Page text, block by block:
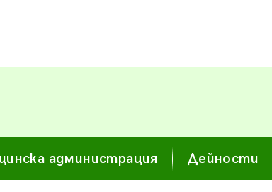
администрация Дейности